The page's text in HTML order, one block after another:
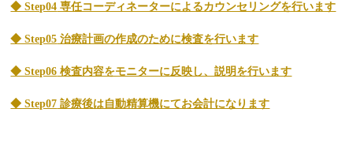
◆ Step04 専任コーディネーターによるカウンセリングを行います
◆ Step05 治療計画の作成のために検査を行います
◆ Step06 検査内容をモニターに反映し、説明を行います
◆ Step07 診療後は自動精算機にてお会計になります